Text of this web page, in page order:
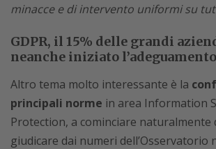
minacce e di intervento uniformi su
GDPR, il 15% delle grandi
neanche iniziato l’adeguamento
Altro tema molto interessante è la
principali norme in area Information
Protection, a cominciare naturalmente
giudicare dai numeri dell’Osservatorio